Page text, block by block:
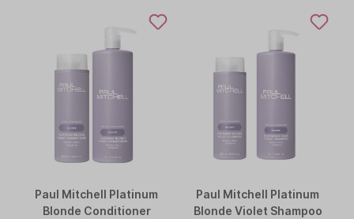
Paul Mitchell Platinum
Blonde Conditioner
Paul Mitchell Platinum
Blonde Violet Shampoo